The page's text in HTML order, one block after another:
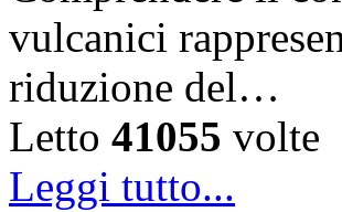
vulcanici
riduzione del…
Letto 41055 volte
Leggi tutto...